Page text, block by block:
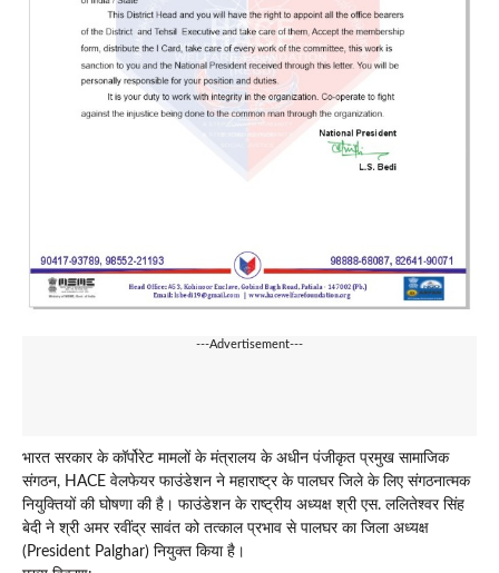
---Advertisement---
भारत सरकार के कॉर्पोरेट मामलों के मंत्रालय के अधीन पंजीकृत प्रमुख सामाजिक
संगठन, HACE वेलफेयर फाउंडेशन ने महाराष्ट्र के पालघर जिले के लिए संगठनात्मक
नियुक्तियों की घोषणा की है। फाउंडेशन के राष्ट्रीय अध्यक्ष श्री एस. ललितेश्वर सिंह
बेदी ने श्री अमर रवींद्र सावंत को तत्काल प्रभाव से पालघर का जिला अध्यक्ष
(President Palghar) नियुक्त किया है।